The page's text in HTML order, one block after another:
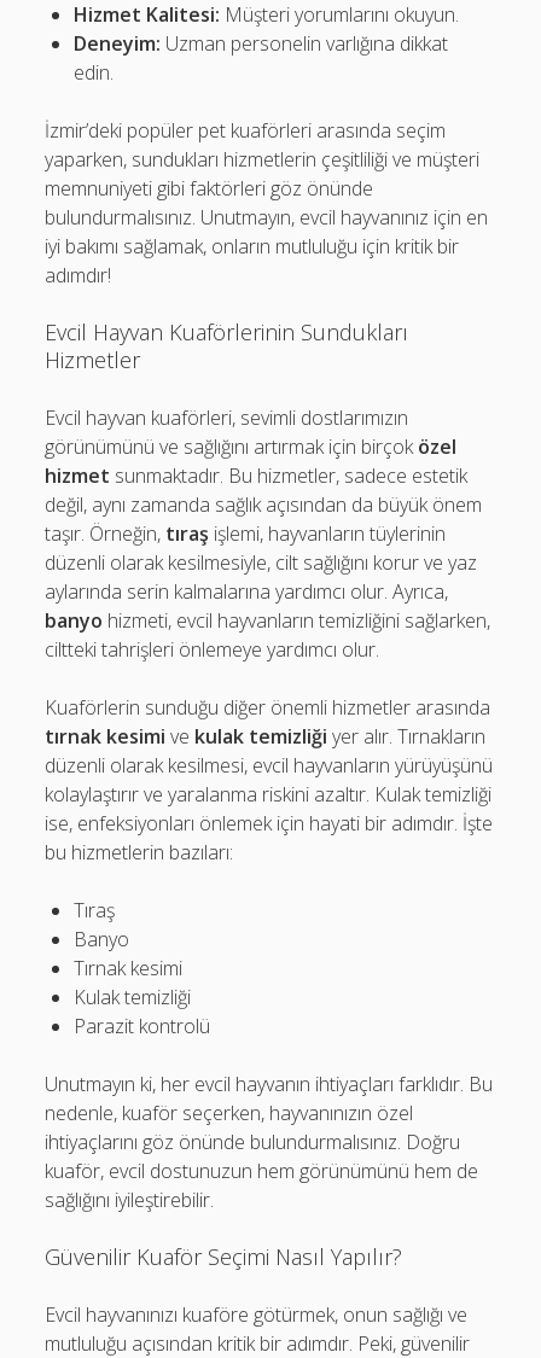
Hizmet Kalitesi: Müşteri yorumlarını okuyun.
Deneyim: Uzman personelin varlığına dikkat
edin.
İzmir’deki popüler pet kuaförleri arasında seçim
yaparken, sundukları hizmetlerin çeşitliliği ve müşteri
memnuniyeti gibi faktörleri göz önünde
bulundurmalısınız. Unutmayın, evcil hayvanınız için en
iyi bakımı sağlamak, onların mutluluğu için kritik bir
adımdır!
Evcil Hayvan Kuaförlerinin Sundukları
Hizmetler
Evcil hayvan kuaförleri, sevimli dostlarımızın
görünümünü ve sağlığını artırmak için birçoközel
hizmet sunmaktadır. Bu hizmetler, sadece estetik
değil, aynı zamanda sağlık açısından da büyük önem
taşır. Örneğin, tıraş işlemi, hayvanların tüylerinin
düzenli olarak kesilmesiyle, cilt sağlığını korur ve yaz
aylarında serin kalmalarına yardımcı olur. Ayrıca,
banyo hizmeti, evcil hayvanların temizliğini sağlarken,
ciltteki tahrişleri önlemeye yardımcı olur.
Kuaförlerin sunduğu diğer önemli hizmetler arasında
tırnak kesimi ve kulak temizliği yer alır. Tırnakların
düzenli olarak kesilmesi, evcil hayvanların yürüyüşünü
kolaylaştırır ve yaralanma riskini azaltır. Kulak temizliği
ise, enfeksiyonları önlemek için hayati bir adımdır. İşte
bu hizmetlerin bazıları:
Tıraş
Banyo
Tırnak kesimi
Kulak temizliği
Parazit kontrolü
Unutmayın ki, her evcil hayvanın ihtiyaçları farklıdır. Bu
nedenle, kuaför seçerken, hayvanınızın özel
ihtiyaçlarını göz önünde bulundurmalısınız. Doğru
kuaför, evcil dostunuzun hem görünümünü hem de
sağlığını iyileştirebilir.
Güvenilir Kuaför Seçimi Nasıl Yapılır?
Evcil hayvanınızı kuaföre götürmek, onun sağlığı ve
mutluluğu açısından kritik bir adımdır. Peki, güvenilir